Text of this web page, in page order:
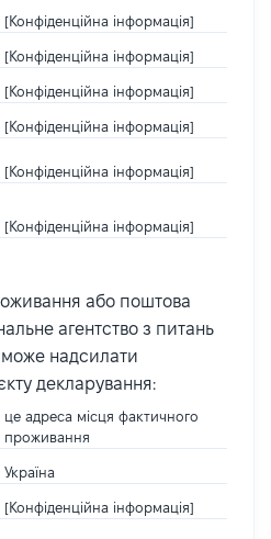
[Конфіденційна інформація]
[Конфіденційна інформація]
[Конфіденційна інформація]
[Конфіденційна інформація]
[Конфіденційна інформація]
[Конфіденційна інформація]
або поштова
агентство з питань
може надсилати
декларування:
це адреса місця фактичного
проживання
Україна
[Конфіденційна інформація]